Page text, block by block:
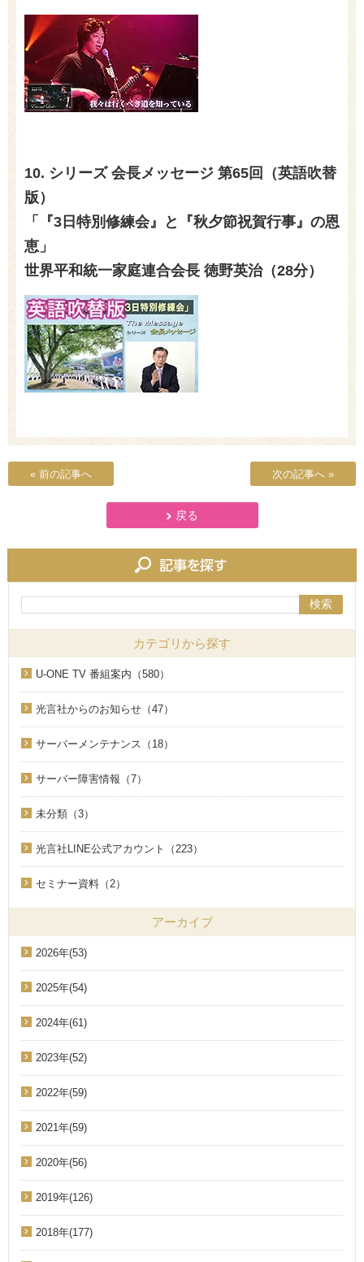
10. シリーズ 会長メッセージ 第65回（英語吹替
版）
「『3 日特別修練会』と『秋夕節祝賀行事』の恩
恵」
世界平和統一家庭連合会長 徳野英治（28分）
« 前の記事へ 次の記事へ »
戻る
検索
カテゴリから探す
U-ONE TV 番組案内（580）
光言社からのお知らせ（47）
サーバーメンテナンス（18）
サーバー障害情報（7）
未分類（3）
光言社LINE公式アカウント（223）
セミナー資料（2）
アーカイブ
2026年(53)
2025年(54)
2024年(61)
2023年(52)
2022年(59)
2021年(59)
2020年(56)
2019年(126)
2018年(177)